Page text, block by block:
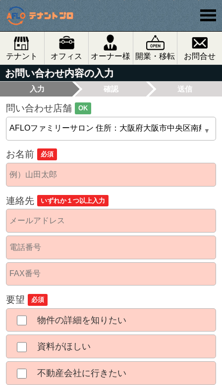
テナント オフィス オーナー様 開業・移転 お問合せ
お問い合わせ内容の入力
入力 確認 送信
問い合わせ店舗 OK
お名前 必須
連絡先 いずれか１つ以上入力
要望 必須
物件の詳細を知りたい
資料がほしい
不動産会社に行きたい